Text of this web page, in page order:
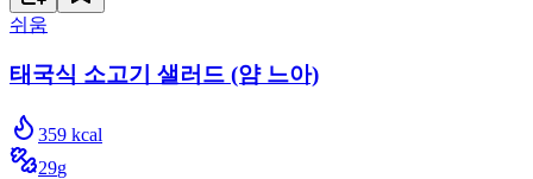
쉬움
태국식 소고기 샐러드 (얌 느아)
359 kcal
29g